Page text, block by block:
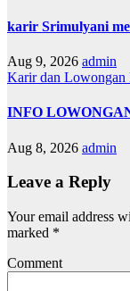
karir Srimulyani
Aug 9, 2026 admin
Karir dan Lowongan
INFO
Aug 8, 2026 admin
Leave a Reply
Your email address
marked *
Comment